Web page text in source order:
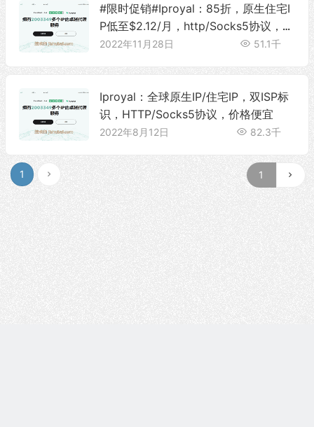
#限时促销#Iproyal：85折，原生住宅I
P低至$2.12/月，http/Socks5协议，双
ISP住宅代理，可选全球多个地区
2022年11月28日 51.1千
Iproyal：全球原生IP/住宅IP，双ISP标
识，HTTP/Socks5协议，价格便宜
2022年8月12日 82.3千
1